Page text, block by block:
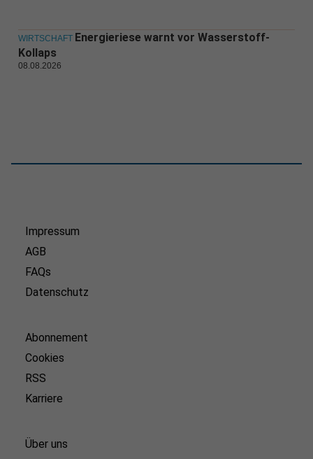
WIRTSCHAFT Energieriese warnt vor Wasserstoff-
Kollaps
08.08.2026
Impressum
AGB
FAQs
Datenschutz
Abonnement
Cookies
RSS
Karriere
Über uns